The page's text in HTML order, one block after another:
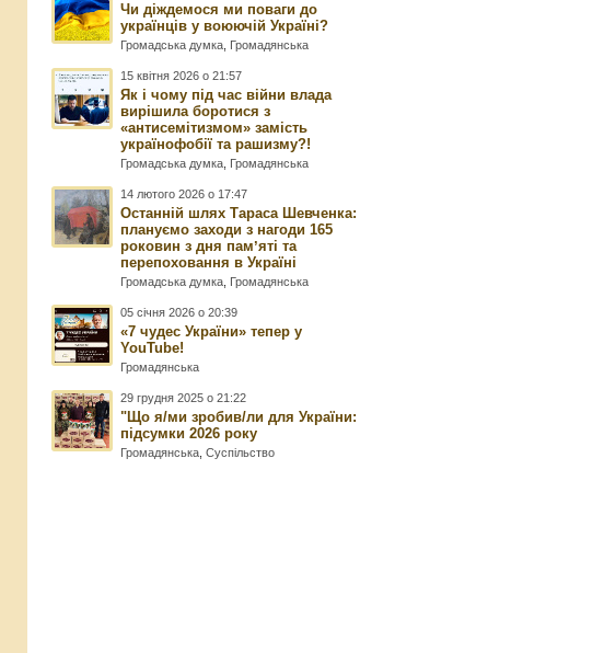
Чи діждемося ми поваги до
українців у воюючій Україні?
Громадська думка Громадянська
15 квітня 2026 о 21:57
Як і чому під час війни влада
вирішила боротися з
«антисемітизмом» замість
українофобії та рашизму?!
Громадська думка Громадянська
14 лютого 2026 о 17:47
Останній шлях Тараса Шевченка:
плануємо заходи з нагоди 165
роковин з дня памʼяті та
перепоховання в Україні
Громадська думка Громадянська
05 січня 2026 о 20:39
«7 чудес України» тепер у
YouTube!
Громадянська
29 грудня 2025 о 21:22
"Що я/ми зробив/ли для України:
підсумки 2026 року
Громадянська ,Суспільство